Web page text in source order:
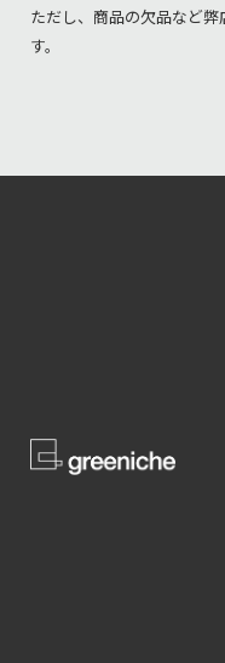
ただし、商品の欠品など
す。